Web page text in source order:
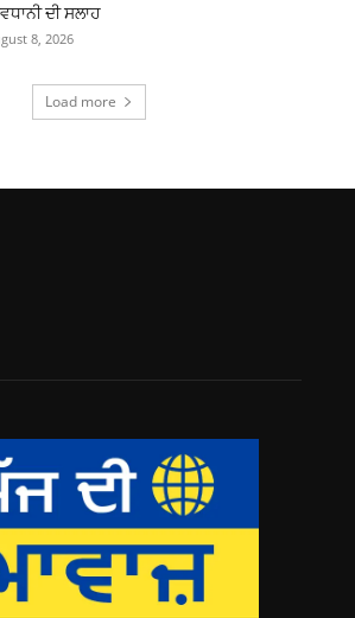
ਦੀ ਸਲਾਹ
8, 2026
Load more